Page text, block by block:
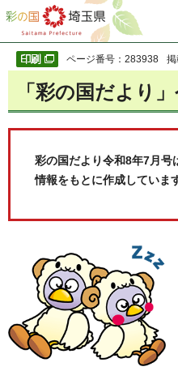
彩の国 埼玉県
ページ番号：283938 掲
「彩の国だより
彩の国だより令和8年7月号
情報をもとに作成していま